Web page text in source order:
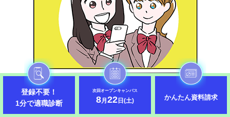
登録不要！
1分で適職診断
次回オープンキャンパス
8月 22日(土) かんたん資料請求